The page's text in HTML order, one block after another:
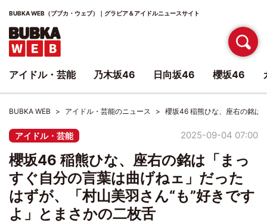
BUBKA WEB（ブブカ・ウェブ）｜グラビア＆アイドルニュースサイト
BUBKA WEB アイドル・芸能のニュース 櫻坂46 稲熊ひな、座右の銘は
アイドル・芸能 2025-09-04 07:00
櫻坂46 稲熊ひな、座右の銘は「まっ
すぐ自分の言葉は曲げねェ」だった
はずが、「村山美羽さん“も”好きです
よ」とまさかの二枚舌
アイドル・芸能 乃木坂46 日向坂46 櫻坂46